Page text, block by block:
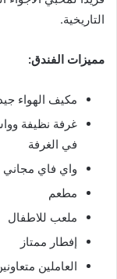
التاريخية.
مميزات الفندق:
مكيف الهواء
غرفة نظيفة
في الغرفة
واي فاي مجاني
مطعم
ملعب للاطفال
إفطار ممتاز
العاملين